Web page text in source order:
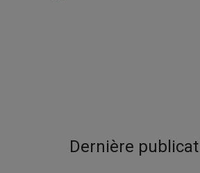
Dernière